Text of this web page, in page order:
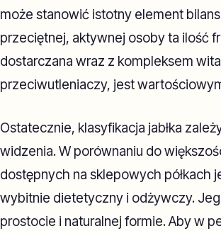
może stanowić istotny element
przeciętnej, aktywnej osoby ta ilość
dostarczana wraz z kompleksem
przeciwutleniaczy, jest
Ostatecznie, klasyfikacja jabłka
widzenia. W porównaniu do
dostępnych na sklepowych półkach
wybitnie dietetyczny i odżywczy.
prostocie i naturalnej formie. Aby w